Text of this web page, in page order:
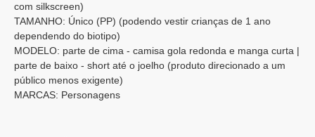
com silkscreen)
TAMANHO: Único (PP) (podendo vestir crianças de 1 ano
dependendo do biotipo)
MODELO: parte de cima - camisa gola redonda e manga curta |
parte de baixo - short até o joelho (produto direcionado a um
público menos exigente)
MARCAS: Personagens